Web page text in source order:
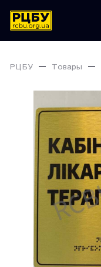
РЦБУ Товары